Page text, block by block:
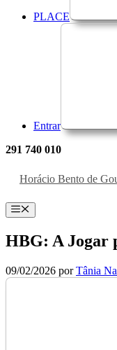
PLACE
Entrar
291 740
Horácio Bento de
Menu
HBG: A Jogar
09/02/2026 porTânia